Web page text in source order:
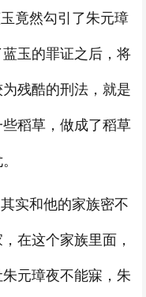
竟然勾引了朱元璋
玉的罪证之后，将
残酷的刑法，就是
稻草，做成了稻草
实和他的家族密不
在这个家族里面，
元璋夜不能寐，朱